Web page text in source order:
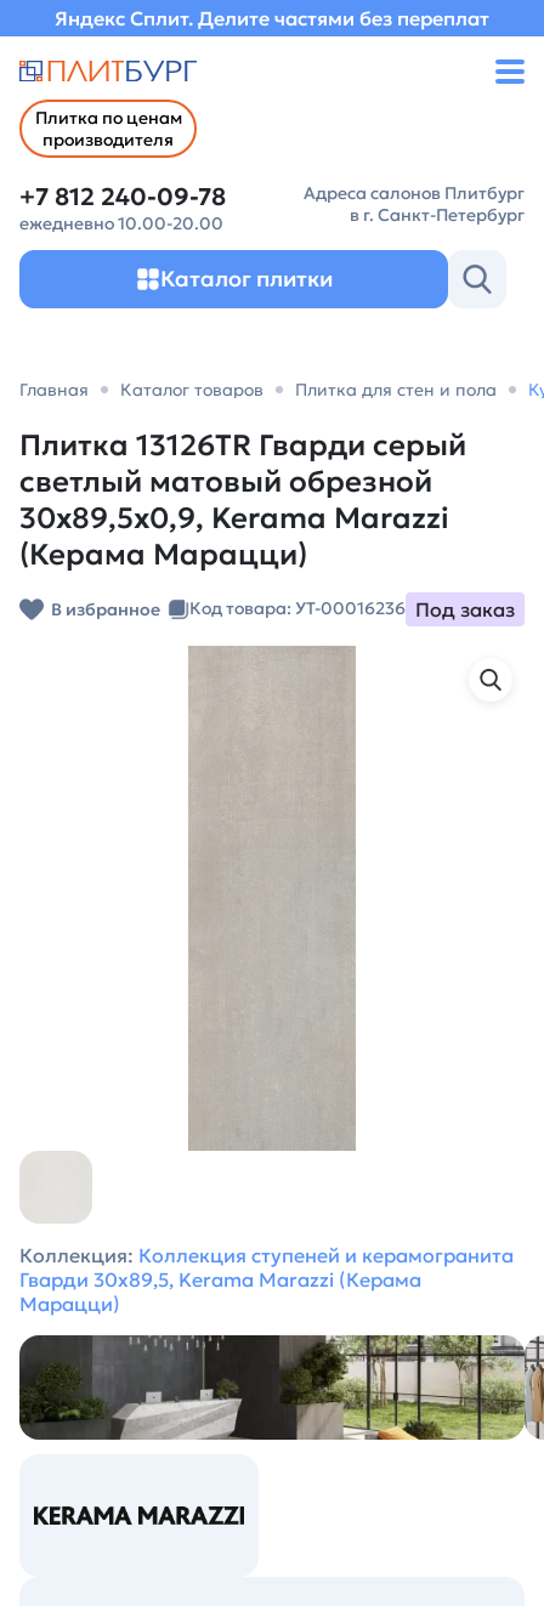
Яндекс Сплит. Делите частями без переплат
Плитка по ценам
производителя
+7 812 240-09-78
ежедневно 10.00-20.00
Адреса салонов Плитбург
в г. Санкт-Петербург
Каталог плитки
Главная Каталог товаров Плитка для стен и пола
Плитка 13126TR Гварди серый
светлый матовый обрезной
30x89,5x0,9, Kerama Marazzi
(Керама Марацци)
В избранное Код товара: УТ-00016236 Под заказ
Коллекция: Коллекция ступеней и керамогранита
Гварди 30x89,5, Kerama Marazzi (Керама
Марацци)